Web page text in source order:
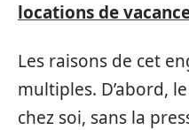
locations de
Les raisons de cet
multiples. D’abord,
chez soi, sans la